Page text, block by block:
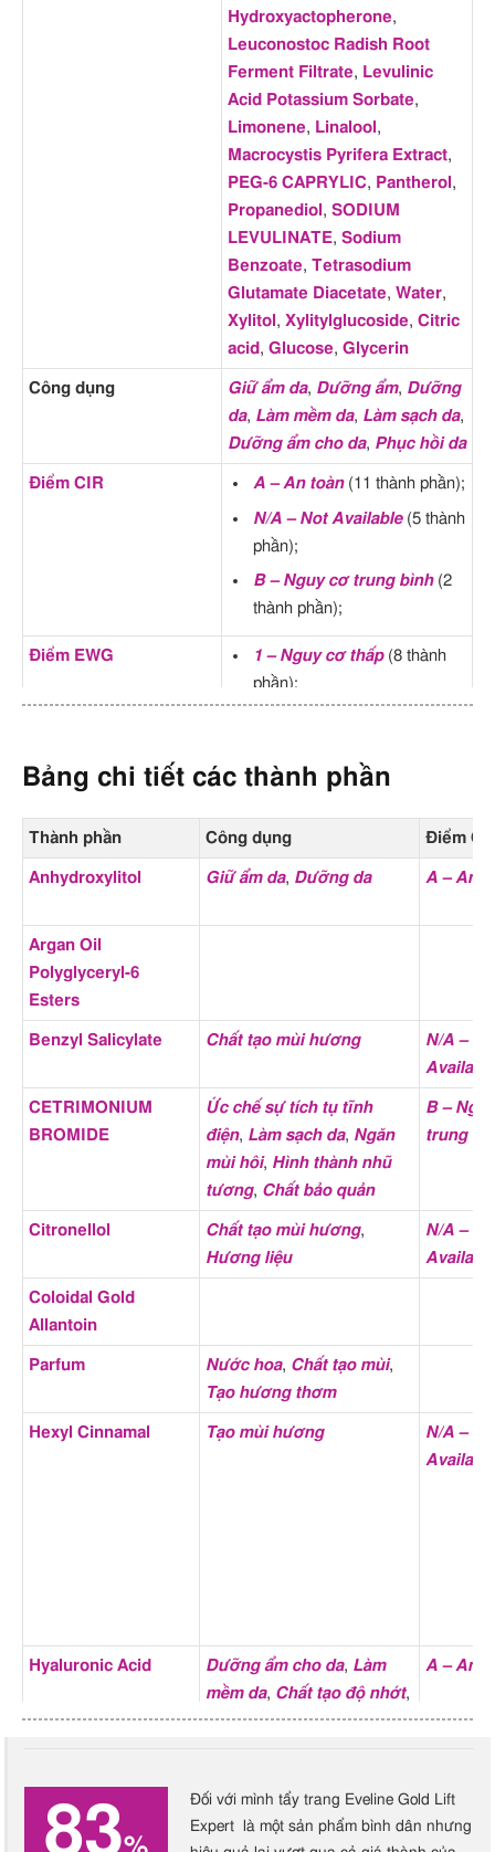
Hydroxyactopherone,
Leuconostoc Radish Root
Ferment Filtrate, Levulinic
Acid Potassium Sorbate,
Limonene, Linalool ,
Macrocystis Pyrifera Extract,
PEG-6 CAPRYLIC, Pantherol ,
Propanediol , SODIUM
LEVULINATE, Sodium
Benzoate, Tetrasodium
Glutamate Diacetate, Water,
Xylitol , Xylitylglucoside, Citric
acid , Glucose, Glycerin
Công dụng Giữ ẩm da, Dưỡng ẩm, Dưỡng
da, Làm mềm da, Làm sạch da,
Dưỡng ẩm cho da, Phục hồi da
Điểm CIR A – An toàn(11 thành phần);
N/A – Not Available(5 thành
phần);
B – Nguy cơ trung bình(2
thành phần);
Điểm EWG 1 – Nguy cơ thấp(8 thành
phần);
2 – Nguy cơ thấp (3 thành
5 – Nguy cơ trung bình(1
thành phần);
8 – Nguy cơ cao
(1 thành
6 – Nguy cơ trung bình(1
thành phần);
EWG VERIFIED – An toàn
(1 thành phần);
Loại da phù hợp Da khô,Da hỗn hợp
thường
NÊN kết hợp với các
thành phần
Chống chỉ định của
Dị ứng, Nhạy cảm với mùi
hương
Tác dụng phụ của
Kích ứng da, Kích ứng mắt,Dị
Hút
và cách dùng Glycerin
đúng cách, hiệu quả nhất
Bảng chi tiết các thành phần
Thành phần Công dụng Điểm
Anhydroxylitol Giữ ẩm da, Dưỡng da A – An
Argan Oil
Polyglyceryl-6
Esters
Benzyl Salicylate Chất tạo mùi hương
N/A –
Available
CETRIMONIUM
BROMIDE
Ức chế sự tích tụ tĩnh
điện, Làm sạch da, Ngăn
mùi hôi, Hình thành nhũ
tương, Chất bảo quản
B –
trung
Citronellol Chất tạo mùi hương,
Hương liệu
N/A –
Available
Coloidal Gold
Allantoin
Parfum Nước hoa, Chất tạo mùi,
Tạo hương thơm
Hexyl Cinnamal Tạo mùi hương
N/A –
Available
Hyaluronic Acid Dưỡng ẩm cho da, Làm
mềm da, Chất tạo độ nhớt,
Phục hồi da
A – An
Leuconostoc Radish
Root Ferment
Chất bảo quản,Kháng
khuẩn
N/A –
Available
83
Đối với mình tẩy trang Eveline Gold Lift
Expert là một sản phẩm bình dân nhưng